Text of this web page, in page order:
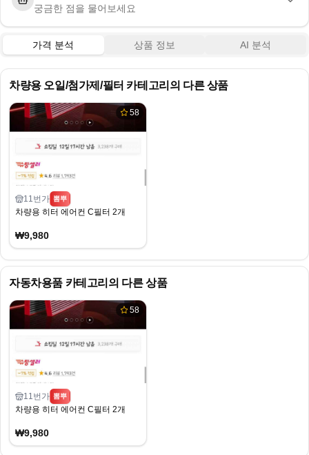
궁금한 점을 물어보세요
가격 분석 상품 정보 AI 분석
차량용 오일/첨가제/필터 카테고리의 다른 상품
58
11번가 뽐뿌
차량용 히터 에어컨 C필터 2개
₩9,980
자동차용품 카테고리의 다른 상품
58
11번가 뽐뿌
차량용 히터 에어컨 C필터 2개
₩9,980